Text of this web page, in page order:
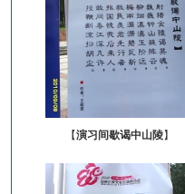
【演习间歇谒中山陵】